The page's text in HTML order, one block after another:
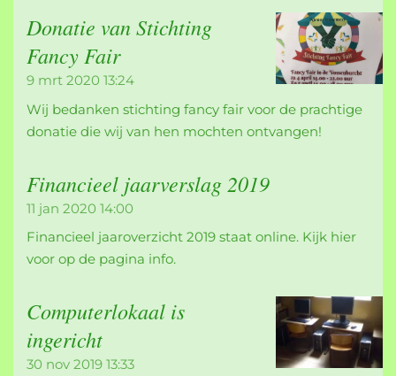
Donatie van Stichting
Fancy Fair
9 mrt 2020 13:24
Wij bedanken stichting fancy fair voor de prachtige
donatie die wij van hen mochten ontvangen!
Financieel jaarverslag 2019
11 jan 2020 14:00
Financieel jaaroverzicht 2019 staat online. Kijk hier
voor op de pagina info.
Computerlokaal is
ingericht
30 nov 2019 13:33